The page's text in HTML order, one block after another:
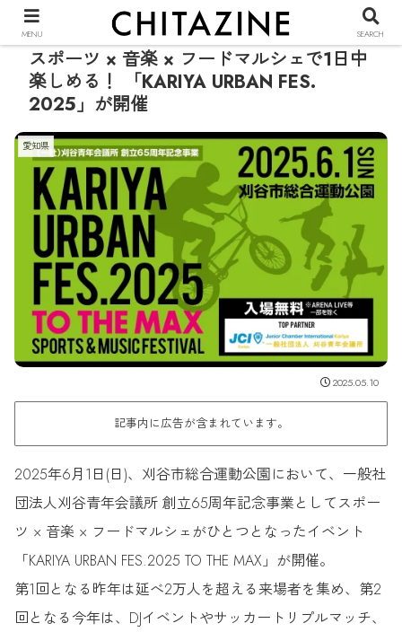
スポーツ × 音楽 × フードマルシェで1日中
楽しめる！ 「KARIYA URBAN FES.
2025」が開催
愛知県
2025.05.10
記事内に広告が含まれています。
2025年6月1日(日)、刈谷市総合運動公園において、一般社
団法人刈谷青年会議所 創立65周年記念事業としてスポー
ツ × 音楽 × フードマルシェがひとつとなったイベント
「KARIYA URBAN FES.2025 TO THE MAX」が開催。
第1回となる昨年は延べ2万人を超える来場者を集め、第2
回となる今年は、DJイベントやサッカートリプルマッチ、
MENU SEARCH